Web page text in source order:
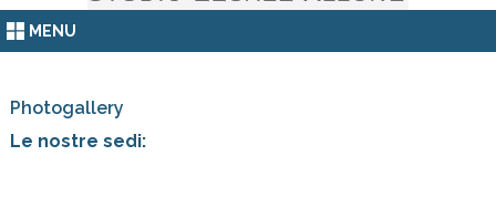
MENU
Photogallery
Le nostre sedi: